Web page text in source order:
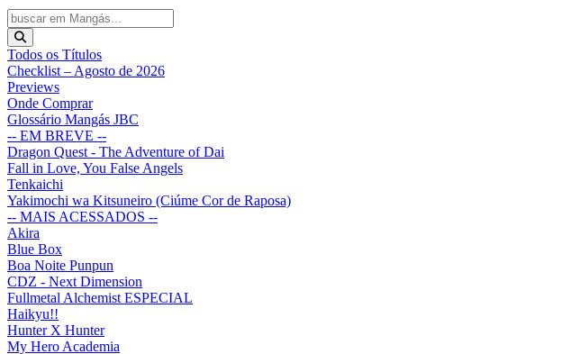
Todos os Títulos
Checklist – Agosto de 2026
Previews
Onde Comprar
Glossário Mangás JBC
-- EM BREVE --
Dragon Quest - The Adventure of Dai
Fall in Love, You False Angels
Tenkaichi
Yakimochi wa Kitsuneiro (Ciúme Cor de Raposa)
-- MAIS ACESSADOS --
Akira
Blue Box
Boa Noite Punpun
CDZ - Next Dimension
Fullmetal Alchemist ESPECIAL
Haikyu!!
Hunter X Hunter
My Hero Academia